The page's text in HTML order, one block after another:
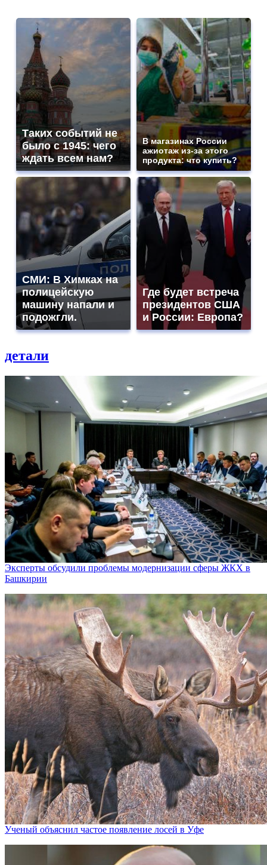
Таких событий не
было с 1945: чего
ждать всем нам?
В магазинах России
ажиотаж из-за этого
продукта: что купить?
СМИ: В Химках на
полицейскую
машину напали и
подожгли.
Где будет встреча
президентов США
и России: Европа?
детали
Эксперты обсудили проблемы модернизации сферы ЖКХ в
Башкирии
Ученый объяснил частое появление лосей в Уфе